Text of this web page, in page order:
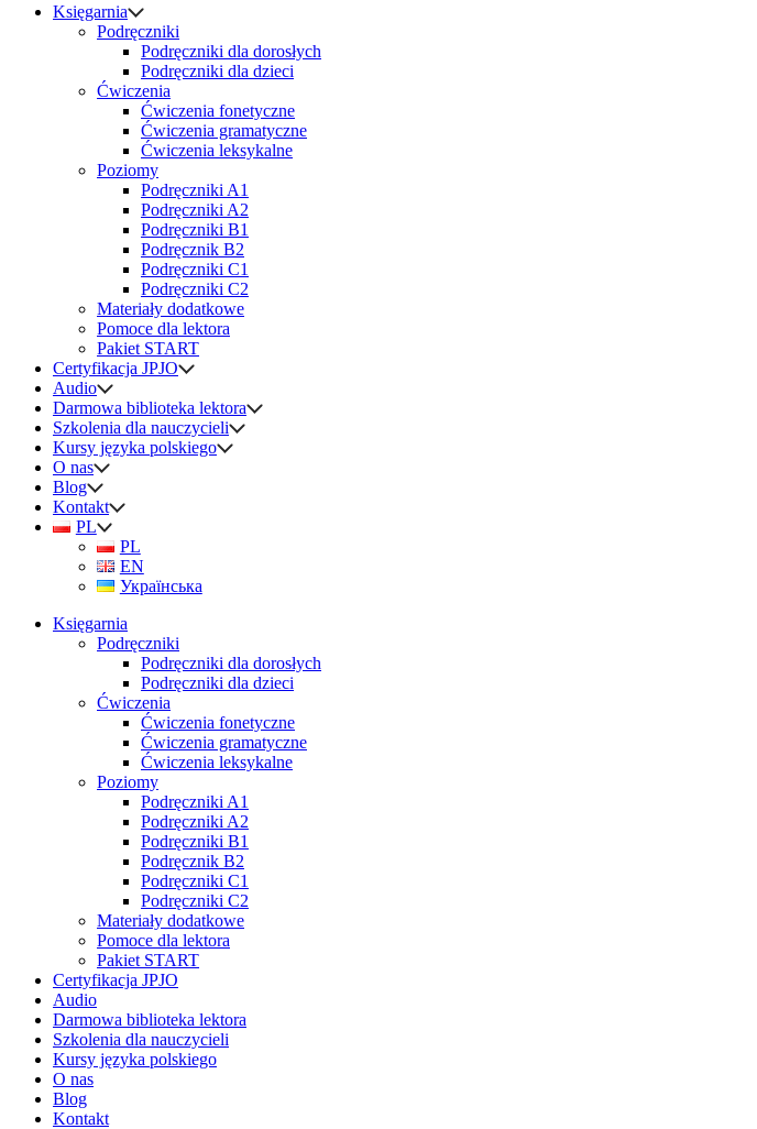
Księgarnia
Podręczniki
Podręczniki dla dorosłych
Podręczniki dla dzieci
Ćwiczenia
Ćwiczenia fonetyczne
Ćwiczenia gramatyczne
Ćwiczenia leksykalne
Poziomy
Podręczniki A1
Podręczniki A2
Podręczniki B1
Podręcznik B2
Podręczniki C1
Podręczniki C2
Materiały dodatkowe
Pomoce dla lektora
Pakiet START
Certyfikacja JPJO
Audio
Darmowa biblioteka lektora
Szkolenia dla nauczycieli
Kursy języka polskiego
O nas
Blog
Kontakt
PL
PL
EN
Українська
Księgarnia
Podręczniki
Podręczniki dla dorosłych
Podręczniki dla dzieci
Ćwiczenia
Ćwiczenia fonetyczne
Ćwiczenia gramatyczne
Ćwiczenia leksykalne
Poziomy
Podręczniki A1
Podręczniki A2
Podręczniki B1
Podręcznik B2
Podręczniki C1
Podręczniki C2
Materiały dodatkowe
Pomoce dla lektora
Pakiet START
Certyfikacja JPJO
Audio
Darmowa biblioteka lektora
Szkolenia dla nauczycieli
Kursy języka polskiego
O nas
Blog
Kontakt